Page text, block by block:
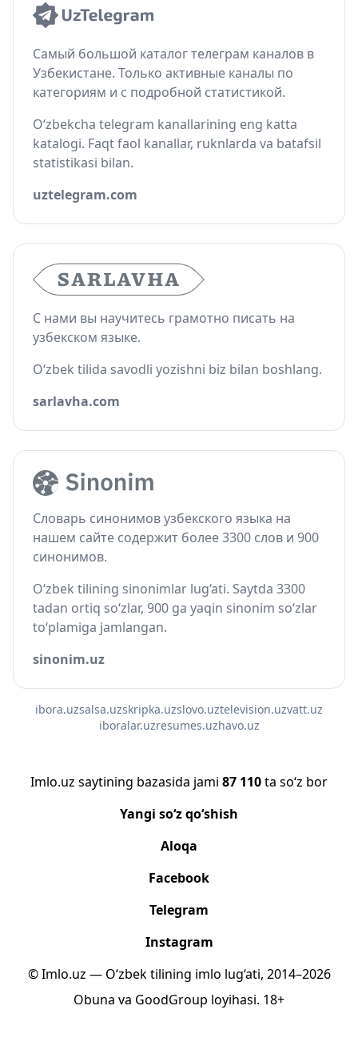
Самый большой каталог телеграм каналов в
Узбекистане. Только активные каналы по
категориям и с подробной статистикой.
O‘zbekcha telegram kanallarining eng katta
katalogi. Faqt faol kanallar, ruknlarda va batafsil
statistikasi bilan.
uztelegram.com
С нами вы научитесь грамотно писать на
узбекском языке.
O‘zbek tilida savodli yozishni biz bilan boshlang.
sarlavha.com
Словарь синонимов узбекского языка на
нашем сайте содержит более 3300 слов и 900
синонимов.
O‘zbek tilining sinonimlar lug‘ati. Saytda 3300
tadan ortiq so‘zlar, 900 ga yaqin sinonim so‘zlar
to‘plamiga jamlangan.
sinonim.uz
ibora.uzsalsa.uzskripka.uzslovo.uztelevision.uzvatt.uz
iboralar.uzresumes.uzhavo.uz
Imlo.uz saytining bazasida jami 87 110ta so‘z bor
Yangi so‘z qo‘shish
Aloqa
Facebook
Telegram
Instagram
© Imlo.uz — O‘zbek tilining imlo lug‘ati, 2014–2026
Obuna va GoodGroup loyihasi. 18+